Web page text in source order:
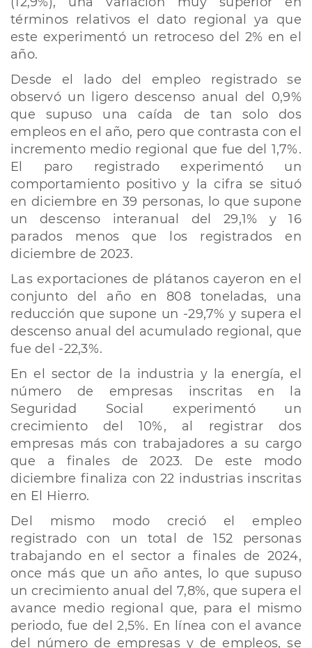
términos relativos el dato regional ya que
este experimentó un retroceso del 2% en el
año.
Desde el lado del empleo registrado se
observó un ligero descenso anual del 0,9%
que supuso una caída de tan solo dos
empleos en el año, pero que contrasta con el
incremento medio regional que fue del 1,7%.
El paro registrado experimentó un
comportamiento positivo y la cifra se situó
en diciembre en 39 personas, lo que supone
un descenso interanual del 29,1% y 16
parados menos que los registrados en
diciembre de 2023.
Las exportaciones de plátanos cayeron en el
conjunto del año en 808 toneladas, una
reducción que supone un -29,7% y supera el
descenso anual del acumulado regional, que
fue del -22,3%.
En el sector de la industria y la energía, el
número de empresas inscritas en la
Seguridad Social experimentó un
crecimiento del 10%, al registrar dos
empresas más con trabajadores a su cargo
que a finales de 2023. De este modo
diciembre finaliza con 22 industrias inscritas
en El Hierro.
Del mismo modo creció el empleo
registrado con un total de 152 personas
trabajando en el sector a finales de 2024,
once más que un año antes, lo que supuso
un crecimiento anual del 7,8%, que supera el
avance medio regional que, para el mismo
periodo, fue del 2,5%. En línea con el avance
del número de empresas y de empleos, se